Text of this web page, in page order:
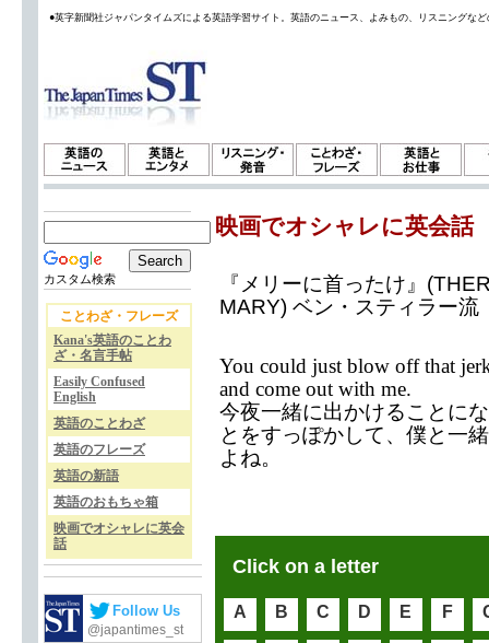
●英字新聞社ジャパンタイムズによる英語学習サイト。英語のニュース、よみもの、リスニングな
カスタム検索
ことわざ・フレーズ
Kana's英語のことわ
ざ・名言手帖
Easily Confused
English
英語のことわざ
英語のフレーズ
英語の新語
英語のおもちゃ箱
映画でオシャレに英会
話
Follow Us
@japantimes_st
映画でオシャレに英会話
『メリーに首ったけ』
MARY) ベン・スティラー流
You could just blow off that
and come out with me.
今夜一緒に出かけることに
とをすっぽかして、僕と一
よね。
Click on a letter
A B C D E F